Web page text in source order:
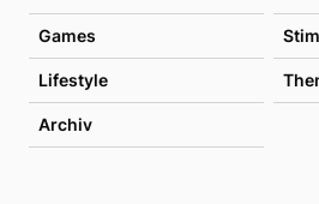
Games
Lifestyle
Archiv